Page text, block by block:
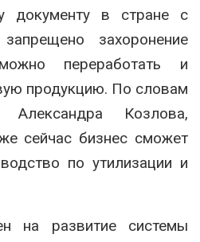
документу в стране с
захоронение
переработать и
продукцию. По словам
Козлова,
сейчас бизнес сможет
по утилизации и
на развитие системы